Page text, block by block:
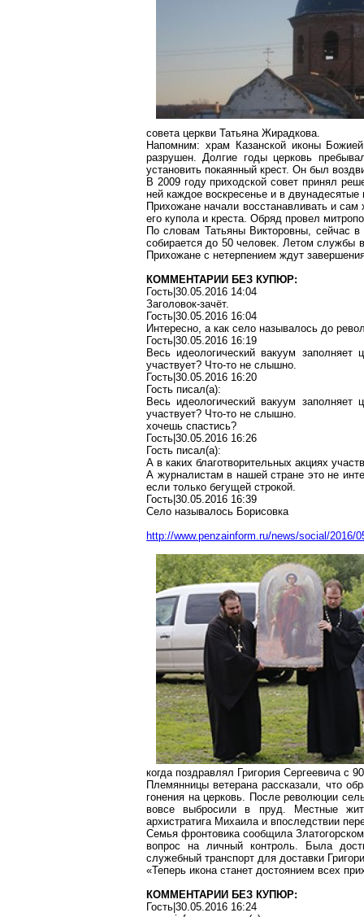
совета церкви Татьяна Жирадкова.
Напомним: храм Казанской иконы
разрушен. Долгие годы церковь
установить покаянный крест. Он был
В 2009 году приходской совет принял
ней каждое воскресенье и в
Прихожане начали восстанавливать и
его купола и креста. Обряд провел
По словам Татьяны Викторовны, сейчас в
собирается до 50 человек. Летом службы
Прихожане с нетерпением ждут
КОММЕНТАРИИ БЕЗ КУПЮР:
Гость|30.05.2016 14:04
Заголовок-зачёт.
Гость|30.05.2016 16:04
Интересно, а как село называлось до
Гость|30.05.2016 16:19
Весь идеологический вакуум заполняет
участвует? Что-то не слышно.
Гость|30.05.2016 16:20
Гость писал(a):
Весь идеологический вакуум заполняет
участвует? Что-то не слышно.
хочешь спастись?
Гость|30.05.2016 16:26
Гость писал(a):
А в каких благотворительных акциях
А журналистам в нашей стране это не
если только бегущей строкой.
Гость|30.05.2016 16:39
Село называлось Борисовка
http://www.penzainform.ru/news/social/
когда поздравлял Григория Сергеевича с
Племянницы ветерана рассказали, что
гонения на церковь. После революции
вовсе выбросили в пруд. Местные
архистратига Михаила и впоследствии
Семья фронтовика сообщила
вопрос на личный контроль. Была
служебный транспорт для доставки
«Теперь икона станет достоянием всех
КОММЕНТАРИИ БЕЗ КУПЮР:
Гость|30.05.2016 16:24